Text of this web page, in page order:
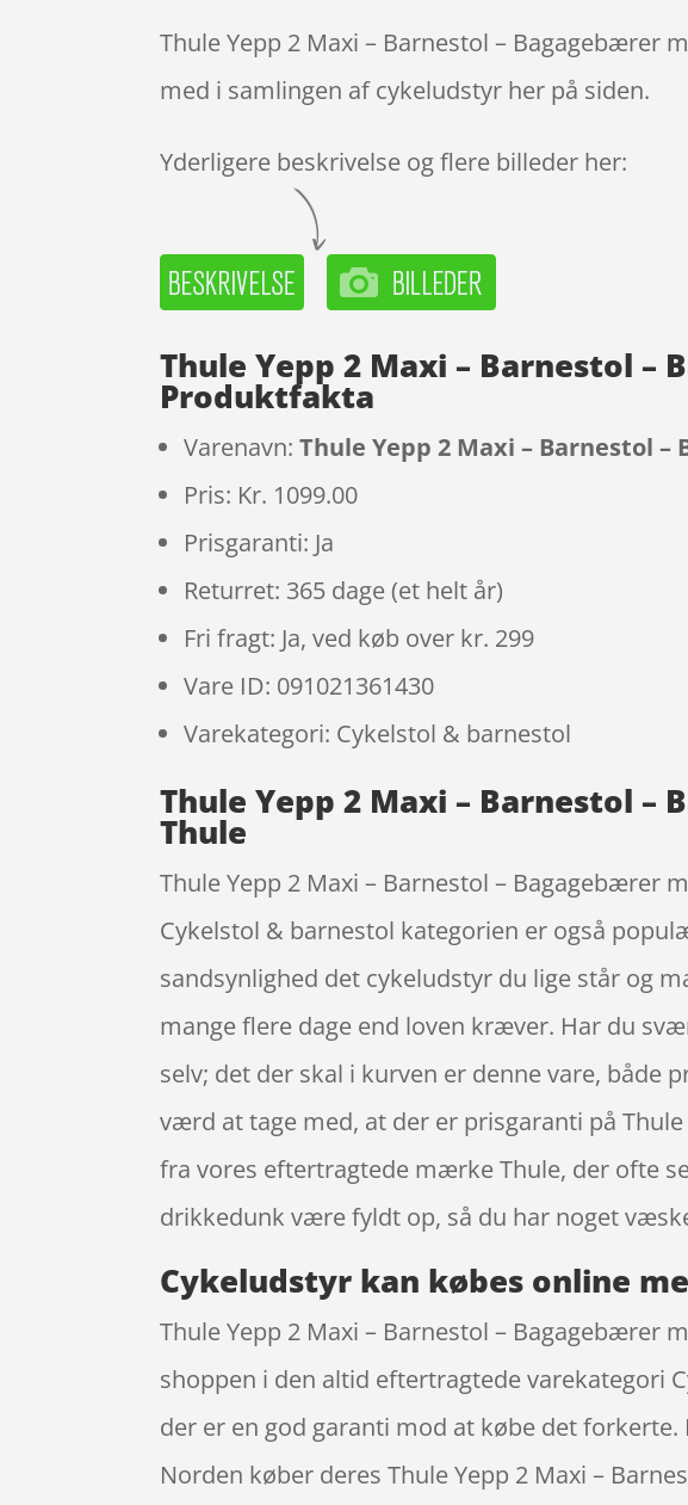
Thule Yepp 2 Maxi – Barnestol – Bagagebærer
med i samlingen af cykeludstyr her på siden.
Yderligere beskrivelse og flere billeder her:
Thule Yepp 2 Maxi – Barnestol
Produktfakta
Varenavn:Thule Yepp 2 Maxi – Barnestol
Pris: Kr. 1099.00
Prisgaranti: Ja
Returret: 365 dage (et helt år)
Fri fragt: Ja, ved køb over kr. 299
Vare ID: 091021361430
Varekategori: Cykelstol & barnestol
Thule Yepp 2 Maxi – Barnestol
Thule
Thule Yepp 2 Maxi – Barnestol – Bagagebærer
Cykelstol & barnestol kategorien er også
sandsynlighed det cykeludstyr du lige står og
mange flere dage end loven kræver. Har du
selv; det der skal i kurven er denne vare, både
værd at tage med, at der er prisgaranti på
fra vores eftertragtede mærke Thule, der ofte
drikkedunk være fyldt op, så du har noget
Cykeludstyr kan købes online
Thule Yepp 2 Maxi – Barnestol – Bagagebærer
shoppen i den altid eftertragtede varekategori
der er en god garanti mod at købe det
Norden køber deres Thule Yepp 2 Maxi –